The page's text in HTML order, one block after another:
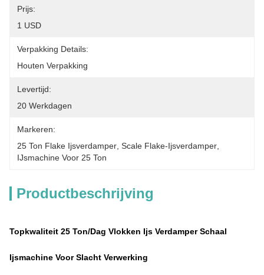
Prijs:
1 USD
Verpakking Details:
Houten Verpakking
Levertijd:
20 Werkdagen
Markeren:
25 Ton Flake Ijsverdamper Scale Flake-Ijsverdamper
IJsmachine Voor 25 Ton
Productbeschrijving
Topkwaliteit 25 Ton/dag Vlokken Ijs Verdamper Schaal
Ijsmachine Voor Slacht Verwerking